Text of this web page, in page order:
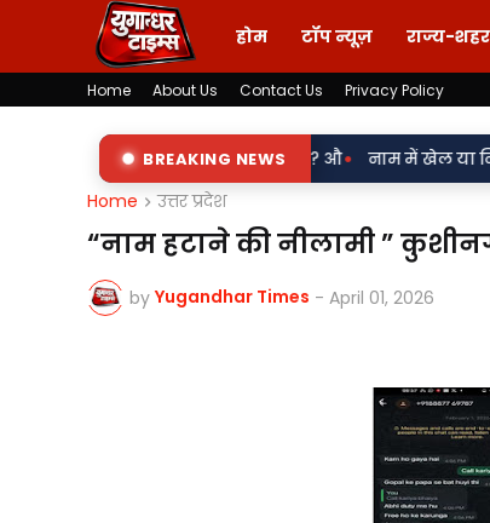
होम टॉप न्यूज़ राज्य-शहर
Home About Us Contact Us Privacy Policy
BREAKING NEWS
नाम में खेल या नियमों से खिलवाड़? सरकारी
Home उत्तर प्रदेश
“नाम हटाने की नीलामी ”
by Yugandhar Times - April 01, 2026